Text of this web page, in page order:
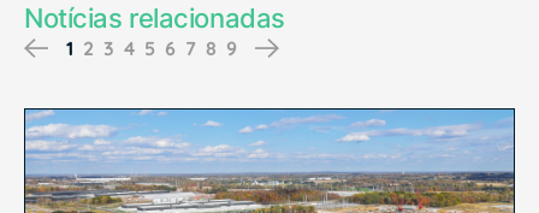
Notícias relacionadas
Previous
1 2 3 4 5 6 7 8 9